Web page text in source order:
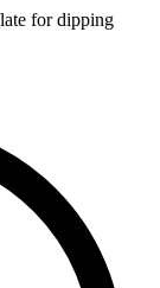
for dipping